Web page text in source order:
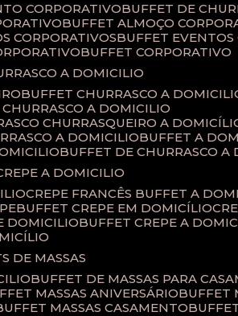
CORPORATIVO
BUFFET DE
BUFFET ALMOÇO
CORPORATIVOS
BUFFET
BUFFET CORPORATIVO
A DOMICILIO
BUFFET CHURRASCO A
CHURRASCO A DOMICILIO
CHURRASQUEIRO A
A DOMICILIO
BUFFET A
BUFFET DE CHURRASCO
A DOMICILIO
CREPE FRANCÊS BUFFET A
BUFFET CREPE EM DOMICÍLIO
DOMICILIO
BUFFET CREPE A
DE MASSAS
BUFFET DE MASSAS PARA
MASSAS ANIVERSÁRIO
BUFFET MASSAS CASAMENTO